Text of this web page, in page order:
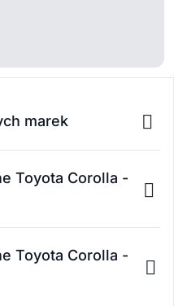
marek
Toyota Corolla -
Toyota Corolla -